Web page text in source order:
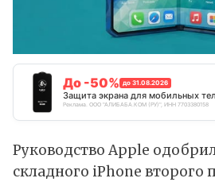
До -50% до 31.08.2026
Защита экрана для мобильных
Реклама. ООО "АЛИБАБА.КОМ (РУ)", ИНН 7703380158
Руководство Apple
складного iPhone второго